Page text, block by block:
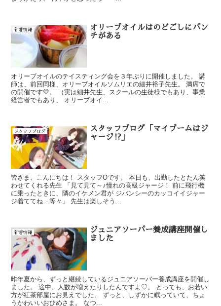
新着情報
オリーブオイルはのどごしにパン
チがある
オリーブオイルのテイスティング会を３年ぶりに開催しました。 講
師は、前回同様、オリーブオイルソムリエの細井裕子先生。 満席で
の開催です💛。 （実は細井先生、スクールの生徒様でもあり、事業
経営者でもあり、 オリーブオイ...
スタッフブログ
スタッフブログ「マイブームはジ
ャージ⁉」
皆さま、こんにちは！ スタッフOです。 本日も、出勤したとたん笑
わせてくれる先生 「見て見て～♪憧れの高級ジャージ！ 前に飛行機
に乗ったときに、隣のイケメン君が ジバンシーのカッコイイジャー
ジ着ててね…等々」 先生は楽しそう...
新着情報
ジュニアソーパー養成講座開催し
ました
昨年夏から、ずっと継続しているジュニアソーパー養成講座を開催し
ました。 途中、人数が増えたりしたんですよ♡。 とっても、お若い
方が紅茶部屋にお見えでした。 ずっと、しずかに眠っていて、ちょ
うかわいいおひめさま。 なつ...